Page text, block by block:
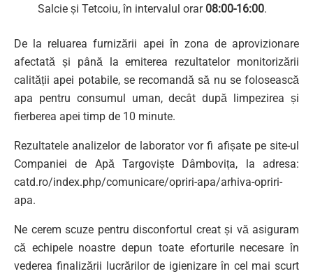
Salcie și Tetcoiu, în intervalul orar 08:00-16:00.
De la reluarea furnizării apei în zona de aprovizionare
afectată și până la emiterea rezultatelor monitorizării
calității apei potabile, se recomandă să nu se folosească
apa pentru consumul uman, decât după limpezirea și
fierberea apei timp de 10 minute.
Rezultatele analizelor de laborator vor fi afișate pe site-ul
Companiei de Apă Targoviște Dâmbovița, la adresa:
catd.ro/index.php/comunicare/opriri-apa/arhiva-opriri-
apa.
Ne cerem scuze pentru disconfortul creat și vă asiguram
că echipele noastre depun toate eforturile necesare în
vederea finalizării lucrărilor de igienizare în cel mai scurt